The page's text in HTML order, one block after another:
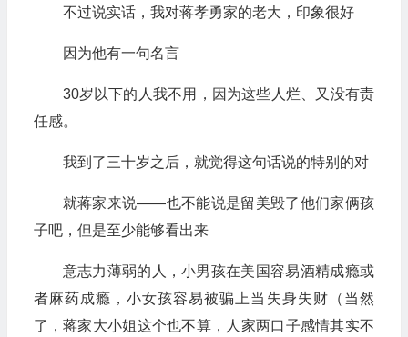
不过说实话，我对蒋孝勇家的老大，印象很好
因为他有一句名言
30岁以下的人我不用，因为这些人烂、又没有责
任感。
我到了三十岁之后，就觉得这句话说的特别的对
就蒋家来说——也不能说是留美毁了他们家俩孩
子吧，但是至少能够看出来
意志力薄弱的人，小男孩在美国容易酒精成瘾或
者麻药成瘾，小女孩容易被骗上当失身失财（当然
了，蒋家大小姐这个也不算，人家两口子感情其实不